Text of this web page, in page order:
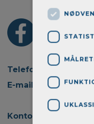
Telefon: + 45 70 22
E-mail:
Kontortid: